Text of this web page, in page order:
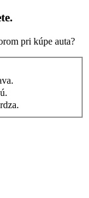
pri kúpe auta?